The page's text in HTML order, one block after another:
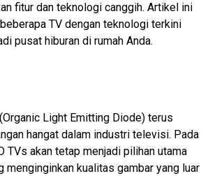
fitur dan teknologi canggih. Artikel ini
TV dengan teknologi terkini
pusat hiburan di rumah Anda.
Light Emitting Diode) terus
hangat dalam industri televisi. Pada
TVs akan tetap menjadi pilihan utama
menginginkan kualitas gambar yang luar